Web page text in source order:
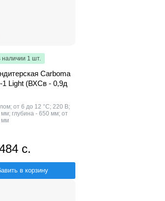
наличии 1 шт.
Carboma
1 Light (ВХСв - 0,9д
от 6 до 12 °С; 220 В;
глубина - 650 мм; от
мм
с.
в корзину